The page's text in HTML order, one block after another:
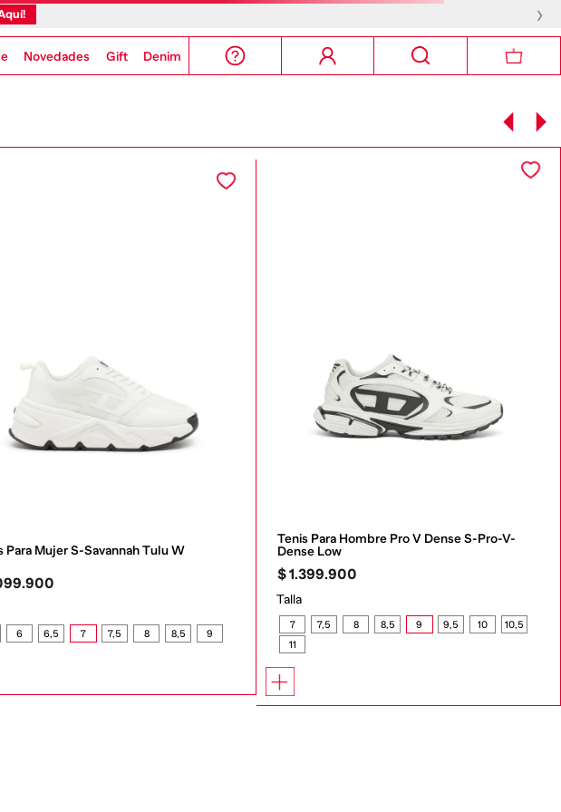
›
Novedades Gift Denim
Para Mujer S-Savannah Tulu W
.900
6 6,5 7 7,5 8 8,5 9
Tenis Para Hombre Pro V Dense S-Pro-V-
Dense Low
$1.399.900
Talla
7 7,5 8 8,5 9 9,5 10
10,5
11